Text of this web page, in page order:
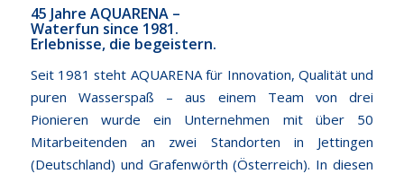
45 Jahre AQUARENA –
Waterfun since 1981.
Erlebnisse, die begeistern.
Seit 1981 steht AQUARENA für Innovation, Qualität und
puren Wasserspaß – aus einem Team von drei
Pionieren wurde ein Unternehmen mit über 50
Mitarbeitenden an zwei Standorten in Jettingen
(Deutschland) und Grafenwörth (Österreich). In diesen